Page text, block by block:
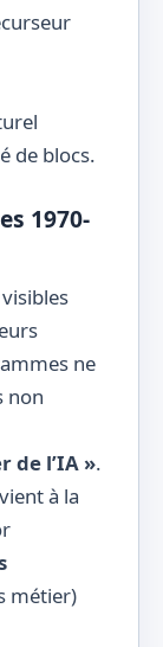
de blocs.
1970-
ne
non
de l’IA ».
à la
métier)